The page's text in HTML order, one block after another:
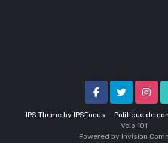
IPS Theme by IPSFocus Politique de
FacebookTwitter Instagram
Velo 1O1
Powered by Invision